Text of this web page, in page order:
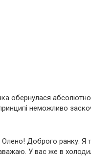
обернулася
неможливо
Доброго ранку. Я
У вас же в